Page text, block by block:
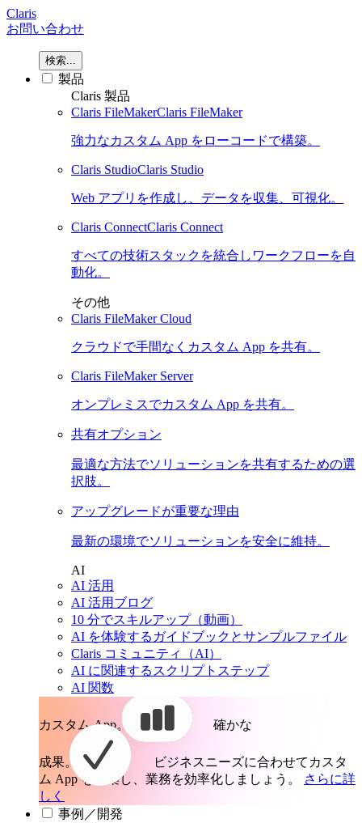
Claris
お問い合わせ
検索...
製品
Claris 製品
Claris FileMakerClaris FileMaker
強力なカスタム App をローコードで構築。
Claris StudioClaris Studio
Web アプリを作成し、データを収集、可視化。
Claris ConnectClaris Connect
すべての技術スタックを統合しワークフローを自
動化。
その他
Claris FileMaker Cloud
クラウドで手間なくカスタム App を共有。
Claris FileMaker Server
オンプレミスでカスタム App を共有。
共有オプション
最適な方法でソリューションを共有するための選
択肢。
アップグレードが重要な理由
最新の環境でソリューションを安全に維持。
AI
AI 活用
AI 活用ブログ
10 分でスキルアップ（動画）
AI を体験するガイドブックとサンプルファイル
Claris コミュニティ（AI）
AI に関連するスクリプトステップ
AI 関数
カスタム App。 確かな
成果。
ビジネスニーズに合わせてカスタ
ム App を構築し、業務を効率化しましょう。
さらに詳
しく
事例／開発